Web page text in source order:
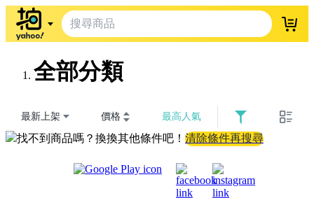
登入
全部分類
最新上架 價格 最高人氣
找不到商品嗎？換換其他條件吧！ 清除條件再搜尋